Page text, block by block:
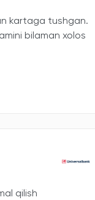
kartaga tushgan.
bilaman xolos
qilish